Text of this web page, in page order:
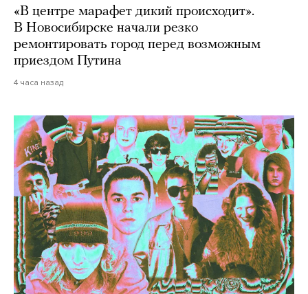
«В центре марафет дикий происходит».
В Новосибирске начали резко
ремонтировать город перед возможным
приездом Путина
4 часа назад